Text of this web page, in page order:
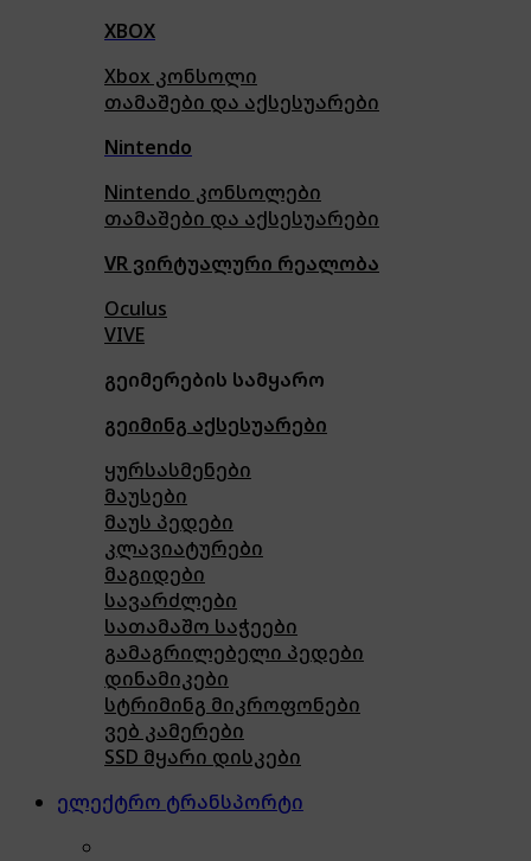
XBOX
Xbox კონსოლი
თამაშები და აქსესუარები
Nintendo
Nintendo კონსოლები
თამაშები და აქსესუარები
VR ვირტუალური რეალობა
Oculus
VIVE
გეიმერების სამყარო
გეიმინგ აქსესუარები
ყურსასმენები
მაუსები
მაუს პედები
კლავიატურები
მაგიდები
სავარძლები
სათამაშო საჭეები
გამაგრილებელი პედები
დინამიკები
სტრიმინგ მიკროფონები
ვებ კამერები
SSD მყარი დისკები
ელექტრო ტრანსპორტი